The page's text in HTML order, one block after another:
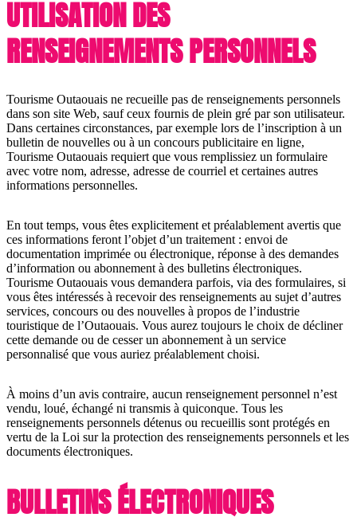
UTILISATION DES
RENSEIGNEMENTS PERSONNELS
Tourisme Outaouais ne recueille pas de renseignements personnels
dans son site Web, sauf ceux fournis de plein gré par son utilisateur.
Dans certaines circonstances, par exemple lors de l’inscription à un
bulletin de nouvelles ou à un concours publicitaire en ligne,
Tourisme Outaouais requiert que vous remplissiez un formulaire
avec votre nom, adresse, adresse de courriel et certaines autres
informations personnelles.
En tout temps, vous êtes explicitement et préalablement avertis que
ces informations feront l’objet d’un traitement : envoi de
documentation imprimée ou électronique, réponse à des demandes
d’information ou abonnement à des bulletins électroniques.
Tourisme Outaouais vous demandera parfois, via des formulaires, si
vous êtes intéressés à recevoir des renseignements au sujet d’autres
services, concours ou des nouvelles à propos de l’industrie
touristique de l’Outaouais. Vous aurez toujours le choix de décliner
cette demande ou de cesser un abonnement à un service
personnalisé que vous auriez préalablement choisi.
À moins d’un avis contraire, aucun renseignement personnel n’est
vendu, loué, échangé ni transmis à quiconque. Tous les
renseignements personnels détenus ou recueillis sont protégés en
vertu de la Loi sur la protection des renseignements personnels et les
documents électroniques.
BULLETINS ÉLECTRONIQUES